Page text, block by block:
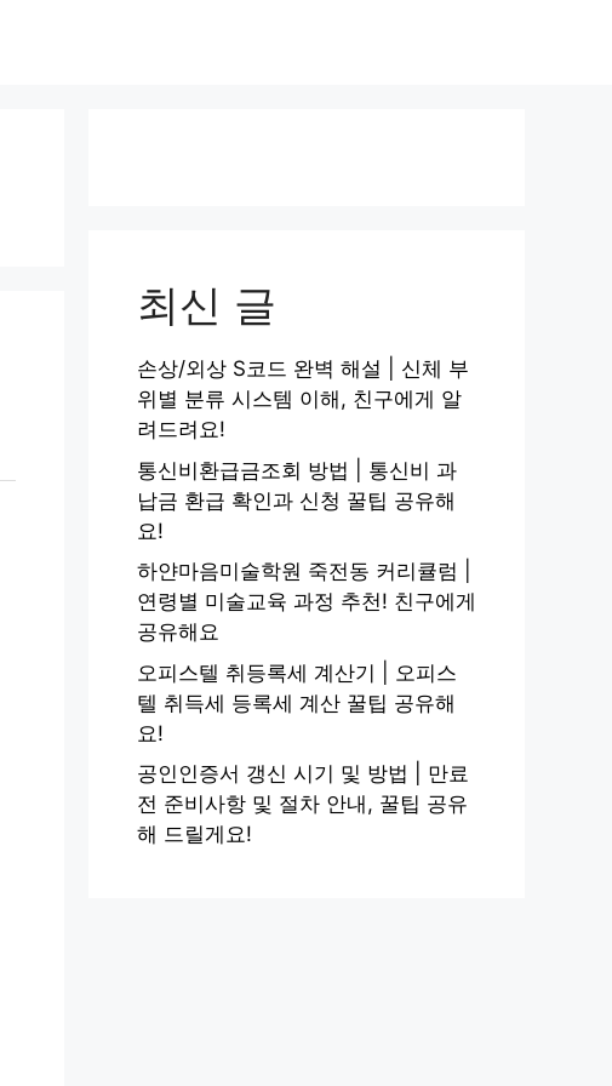
최신 글
손상/외상 S코드 완벽 해설 | 신체 부
위별 분류 시스템 이해, 친구에게 알
려드려요!
통신비환급금조회 방법 | 통신비 과
납금 환급 확인과 신청 꿀팁 공유해
요!
하얀마음미술학원 죽전동 커리큘럼 |
연령별 미술교육 과정 추천! 친구에게
공유해요
오피스텔 취등록세 계산기 | 오피스
텔 취득세 등록세 계산 꿀팁 공유해
요!
공인인증서 갱신 시기 및 방법 | 만료
전 준비사항 및 절차 안내, 꿀팁 공유
해 드릴게요!